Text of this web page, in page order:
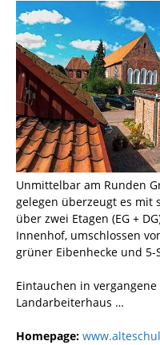
Unmittelbar am Runden
gelegen überzeugt es mit
über zwei Etagen (EG +
Innenhof, umschlossen
grüner Eibenhecke und 5-
Eintauchen in
Landarbeiterhaus …
Homepage: